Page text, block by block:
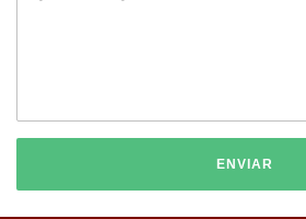
ENVIAR